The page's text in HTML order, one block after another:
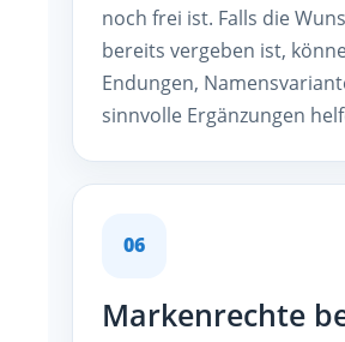
noch frei ist. Falls die
bereits vergeben ist,
Endungen,
sinnvolle Ergänzungen
06
Markenrechte